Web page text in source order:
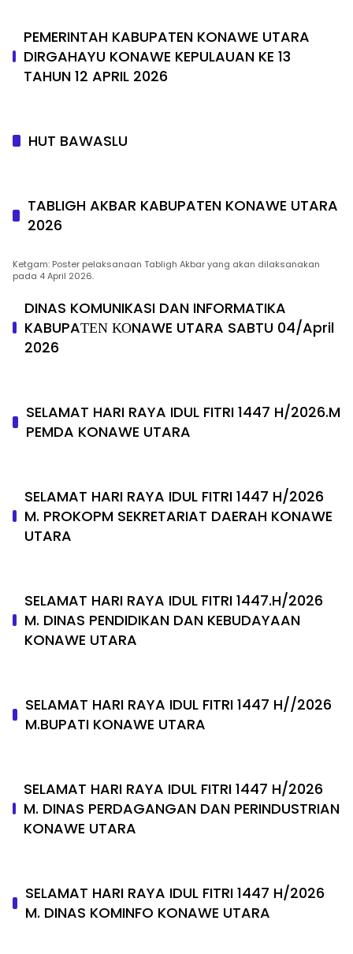
PEMERINTAH KABUPATEN KONAWE UTARA
DIRGAHAYU KONAWE KEPULAUAN KE 13
TAHUN 12 APRIL 2026
HUT BAWASLU
TABLIGH AKBAR KABUPATEN KONAWE UTARA
2026
Ketgam: Poster pelaksanaan Tabligh Akbar yang akan dilaksanakan
pada 4 April 2026.
DINAS KOMUNIKASI DAN INFORMATIKA
KABUPAΤΕΝ ΚΟNAWE UTARA SABTU 04/April
2026
SELAMAT HARI RAYA IDUL FITRI 1447 H/2026.M
PEMDA KONAWE UTARA
SELAMAT HARI RAYA IDUL FITRI 1447 H/2026
M. PROKOPM SEKRETARIAT DAERAH KONAWE
UTARA
SELAMAT HARI RAYA IDUL FITRI 1447.H/2026
M. DINAS PENDIDIKAN DAN KEBUDAYAAN
KONAWE UTARA
SELAMAT HARI RAYA IDUL FITRI 1447 H//2026
M.BUPATI KONAWE UTARA
SELAMAT HARI RAYA IDUL FITRI 1447 H/2026
M. DINAS PERDAGANGAN DAN PERINDUSTRIAN
KONAWE UTARA
SELAMAT HARI RAYA IDUL FITRI 1447 H/2026
M. DINAS KOMINFO KONAWE UTARA